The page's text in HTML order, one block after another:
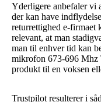
Yderligere anbefaler vi
der kan have
returrettighed e-firmaet
relevant, at man
man til enhver tid kan
mikrofon 673-696
produkt til en voksen
Trustpilot resulterer i